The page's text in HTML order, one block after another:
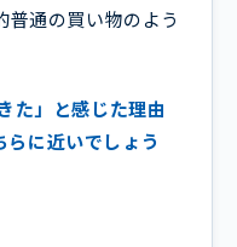
普通の買い物のよう
た」と感じた理由
に近いでしょう